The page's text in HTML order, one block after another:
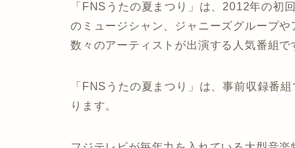
「FNSうたの夏まつり」は、2012年の初
のミュージシャン、ジャニーズグループ
数々のアーティストが出演する人気番組で
「FNSうたの夏まつり」は、事前収録番
ります。